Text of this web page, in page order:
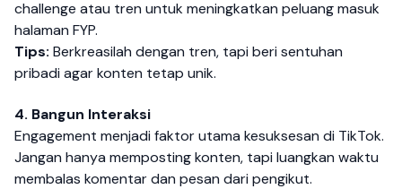
challenge atau tren untuk meningkatkan peluang masuk
halaman FYP.
Tips: Berkreasilah dengan tren, tapi beri sentuhan
pribadi agar konten tetap unik.
4. Bangun Interaksi
Engagement menjadi faktor utama kesuksesan di TikTok.
Jangan hanya memposting konten, tapi luangkan waktu
membalas komentar dan pesan dari pengikut.